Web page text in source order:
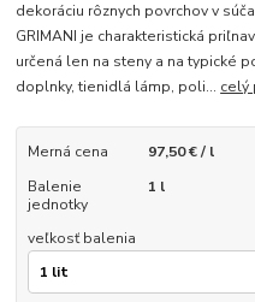
dekoráciu rôznych povrchov v
GRIMANI je charakteristická
určená len na steny a na typické
doplnky, tienidlá lámp, poli... celý
Merná cena
97,50 € / l
Balenie
jednotky
1 l
veľkosť balenia